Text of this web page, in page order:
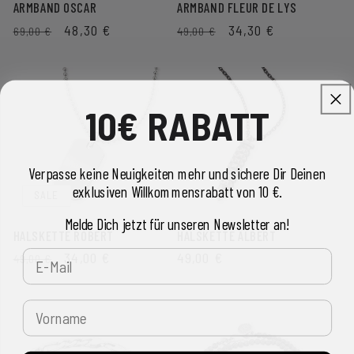
ARMBAND OSCAR
NORMALER
69,00 € VERKAUFSPREIS
48,30 €
ARMBAND FLEUR DE LYS
NORMALER
49,00 € VERKAUFSPREIS
34,30 €
HALSKETTE ROBERT
NORMALER
PREIS
49,00 € VERKAUFSPREIS
34,00 €
HALSKETTE ALBERT
10€ RABATT
Verpasse keine Neuigkeiten mehr und sichere Dir Deinen
exklusiven Willkommensrabatt von 10 €.
Melde Dich jetzt für unseren Newsletter an!
E-Mail
Vorname